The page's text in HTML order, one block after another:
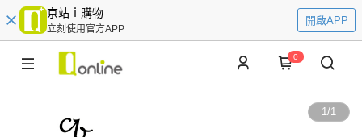
京站ｉ購物
立刻使用官方APP
開啟APP
0
1/1